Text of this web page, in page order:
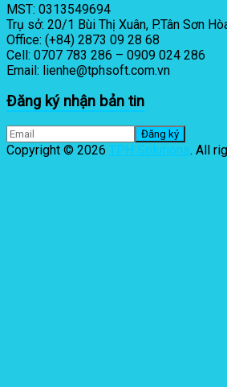
MST: 0313549694
Trụ sở: 20/1 Bùi Thị Xuân, P.Tân Sơn
Office: (+84) 2873 09 28 68
Cell: 0707 783 286 – 0909 024 286
Email: lienhe@tphsoft.com.vn
Đăng ký nhận bản tin
Copyright © 2026 TPH Solutions. All